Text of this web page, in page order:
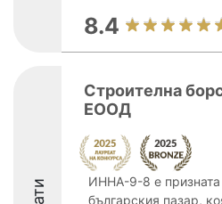
8.4
Строителна
ЕООД
ИННА-9-8 е
българския пазар,